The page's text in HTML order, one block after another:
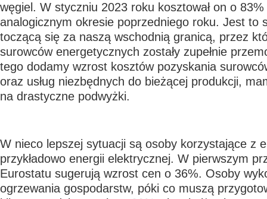
węgiel. W styczniu 2023 roku kosztował on o
analogicznym okresie poprzedniego roku. Jest to
toczącą się za naszą wschodnią granicą, przez
surowców energetycznych zostały zupełnie
tego dodamy wzrost kosztów pozyskania
oraz usług niezbędnych do bieżącej produkcji,
na drastyczne podwyżki.
W nieco lepszej sytuacji są osoby korzystające z
przykładowo energii elektrycznej. W pierwszym
Eurostatu sugerują wzrost cen o 36%. Osoby
ogrzewania gospodarstw, póki co muszą